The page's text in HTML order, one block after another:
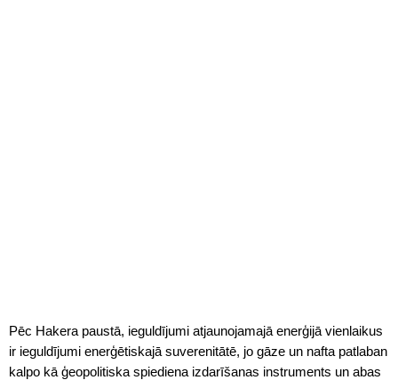
Pēc Hakera paustā, ieguldījumi atjaunojamajā enerģijā vienlaikus
ir ieguldījumi enerģētiskajā suverenitātē, jo gāze un nafta patlaban
kalpo kā ģeopolitiska spiediena izdarīšanas instruments un abas